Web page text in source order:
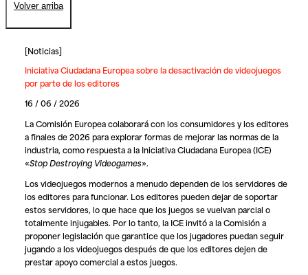
Volver arriba
[Noticias]
Iniciativa Ciudadana Europea sobre la desactivación de videojuegos
por parte de los editores
16 / 06 / 2026
La Comisión Europea colaborará con los consumidores y los editores
a finales de 2026 para explorar formas de mejorar las normas de la
industria, como respuesta a la Iniciativa Ciudadana Europea (ICE)
«Stop Destroying Videogames».
Los videojuegos modernos a menudo dependen de los servidores de
los editores para funcionar. Los editores pueden dejar de soportar
estos servidores, lo que hace que los juegos se vuelvan parcial o
totalmente injugables. Por lo tanto, la ICE invitó a la Comisión a
proponer legislación que garantice que los jugadores puedan seguir
jugando a los videojuegos después de que los editores dejen de
prestar apoyo comercial a estos juegos.